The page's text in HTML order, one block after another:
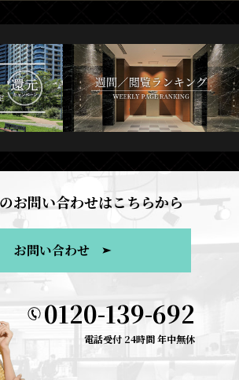
お問い合わせはこちらから
お問い合わせ
0120-139-692
電話受付 24時間 年中無休